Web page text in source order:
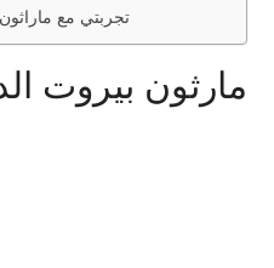
تجربتي مع ماراثون
مارثون بيروت